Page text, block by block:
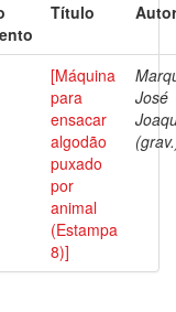
Título
[Máquina
para
ensacar
algodão
puxado
por
animal
(Estampa
8)]
José